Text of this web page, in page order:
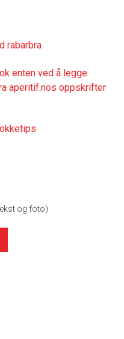
rabarbra
enten ved å legge
aperitif.nos oppskrifter
og foto)